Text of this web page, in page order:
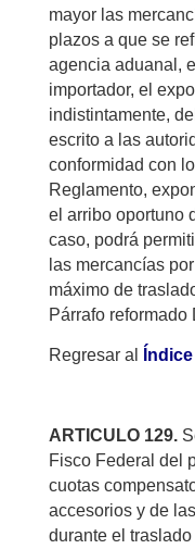
mayor las
plazos a que se
agencia aduanal,
importador, el
indistintamente,
escrito a las
conformidad con
Reglamento,
el arribo oportuno
caso, podrá
las mercancías
máximo de
Párrafo
Regresar al
ARTICULO 129.
Fisco Federal del
cuotas
accesorios y de
durante el